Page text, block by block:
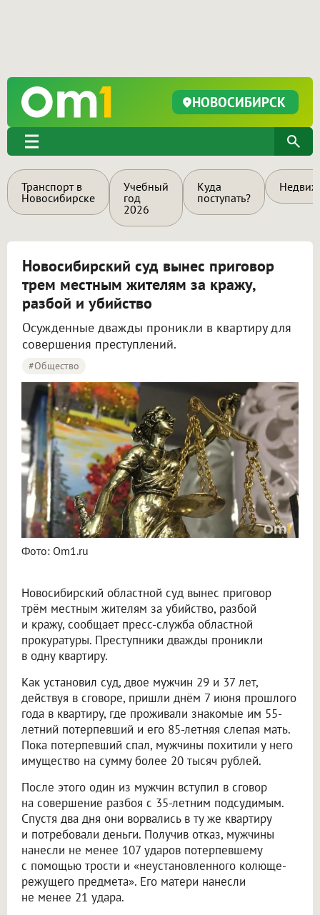
НОВОСИБИРСК
Транспорт в
Новосибирске
Учебный
год
2026
Куда
поступать?
Новосибирский суд вынес приговор
трем местным жителям за кражу,
разбой и убийство
Осужденные дважды проникли в квартиру для
совершения преступлений.
#Общество
Фото: Om1.ru
Новосибирский областной суд вынес приговор
трём местным жителям за убийство, разбой
и кражу, сообщает пресс-служба областной
прокуратуры. Преступники дважды проникли
в одну квартиру.
Как установил суд, двое мужчин 29 и 37 лет,
действуя в сговоре, пришли днём 7 июня прошлого
года в квартиру, где проживали знакомые им 55-
летний потерпевший и его 85-летняя слепая мать.
Пока потерпевший спал, мужчины похитили у него
имущество на сумму более 20 тысяч рублей.
После этого один из мужчин вступил в сговор
на совершение разбоя с 35-летним подсудимым.
Спустя два дня они ворвались в ту же квартиру
и потребовали деньги. Получив отказ, мужчины
нанесли не менее 107 ударов потерпевшему
с помощью трости и «неустановленного колюще-
режущего предмета». Его матери нанесли
не менее 21 удара.